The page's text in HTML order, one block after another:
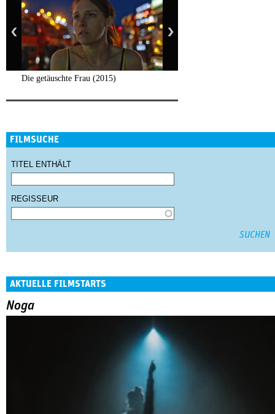
Die getäuschte Frau (2015)
FILMSUCHE
TITEL ENTHÄLT
REGISSEUR
AKTUELLE FILMSTARTS
Noga